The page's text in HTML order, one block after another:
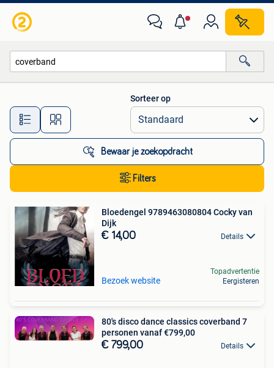
Alle afstanden…
Sorteer op
Bewaar je zoekopdracht
Filters
Bloedengel 9789463080804 Cocky van
Dijk
€ 14,00 Details
Bezoek website
Topadvertentie
Eergisteren
80's disco dance classics coverband 7
personen vanaf €799,00
€ 799,00 Details